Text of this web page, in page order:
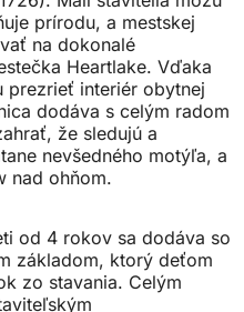
prírodu, a mestskej
na dokonalé
Heartlake. Vďaka
prezrieť interiér obytnej
dodáva s celým radom
že sledujú a
nevšedného motýľa, a
nad ohňom.
od 4 rokov sa dodáva so
základom, ktorý deťom
zo stavania. Celým